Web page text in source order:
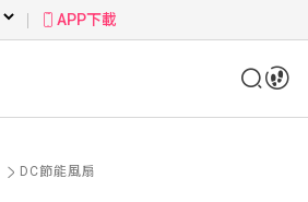
APP下載
DC節能風扇